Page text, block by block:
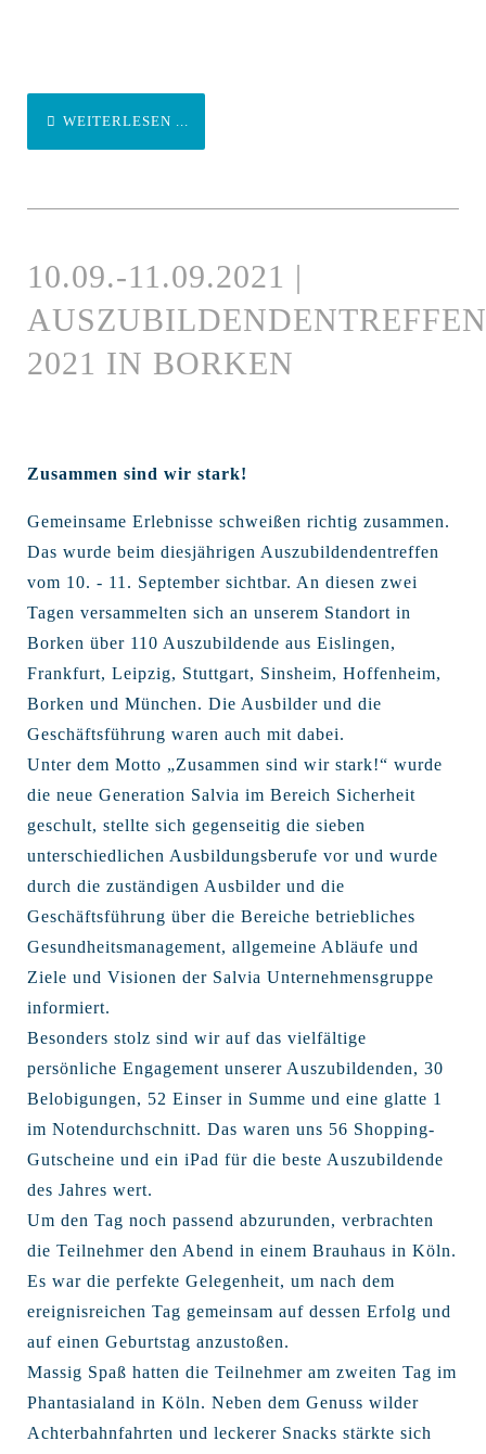
WEITERLESEN ...
10.09.-11.09.2021 |
AUSZUBILDENDENTREFFEN
2021 IN BORKEN
Zusammen sind wir stark!
Gemeinsame Erlebnisse schweißen richtig zusammen.
Das wurde beim diesjährigen Auszubildendentreffen
vom 10. - 11. September sichtbar. An diesen zwei
Tagen versammelten sich an unserem Standort in
Borken über 110 Auszubildende aus Eislingen,
Frankfurt, Leipzig, Stuttgart, Sinsheim, Hoffenheim,
Borken und München. Die Ausbilder und die
Geschäftsführung waren auch mit dabei.
Unter dem Motto „Zusammen sind wir stark!“ wurde
die neue Generation Salvia im Bereich Sicherheit
geschult, stellte sich gegenseitig die sieben
unterschiedlichen Ausbildungsberufe vor und wurde
durch die zuständigen Ausbilder und die
Geschäftsführung über die Bereiche betriebliches
Gesundheitsmanagement, allgemeine Abläufe und
Ziele und Visionen der Salvia Unternehmensgruppe
informiert.
Besonders stolz sind wir auf das vielfältige
persönliche Engagement unserer Auszubildenden, 30
Belobigungen, 52 Einser in Summe und eine glatte 1
im Notendurchschnitt. Das waren uns 56 Shopping-
Gutscheine und ein iPad für die beste Auszubildende
des Jahres wert.
Um den Tag noch passend abzurunden, verbrachten
die Teilnehmer den Abend in einem Brauhaus in Köln.
Es war die perfekte Gelegenheit, um nach dem
ereignisreichen Tag gemeinsam auf dessen Erfolg und
auf einen Geburtstag anzustoßen.
Massig Spaß hatten die Teilnehmer am zweiten Tag im
Phantasialand in Köln. Neben dem Genuss wilder
Achterbahnfahrten und leckerer Snacks stärkte sich